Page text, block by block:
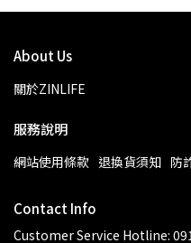
About Us
關於ZINLIFE
服務說明
網站使用條款 退換貨須知 防
Contact Info
Customer Service Hotline: